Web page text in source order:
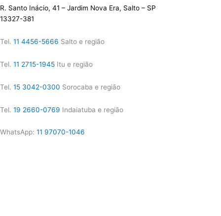
R. Santo Inácio, 41 – Jardim Nova Era, Salto – SP
13327-381
Tel. 11 4456-5666 Salto e região
Tel. 11 2715-1945 Itu e região
Tel. 15 3042-0300 Sorocaba e região
Tel. 19 2660-0769 Indaiatuba e região
WhatsApp: 11 97070-1046